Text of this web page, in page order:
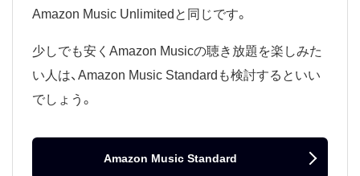
Amazon Music Unlimitedと同じです。
少しでも安くAmazon Musicの聴き放題を楽しみた
い人は、Amazon Music Standardも検討するといい
でしょう。
Amazon Music Standard